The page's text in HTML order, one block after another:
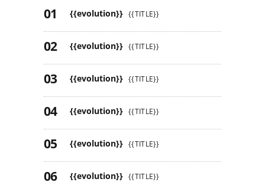
{{evolution}} {{TITLE}}
{{evolution}} {{TITLE}}
{{evolution}} {{TITLE}}
{{evolution}} {{TITLE}}
{{evolution}} {{TITLE}}
{{evolution}} {{TITLE}}